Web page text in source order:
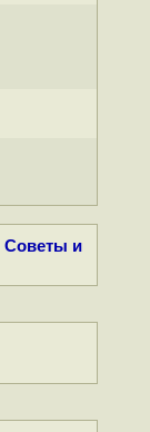
Советы и